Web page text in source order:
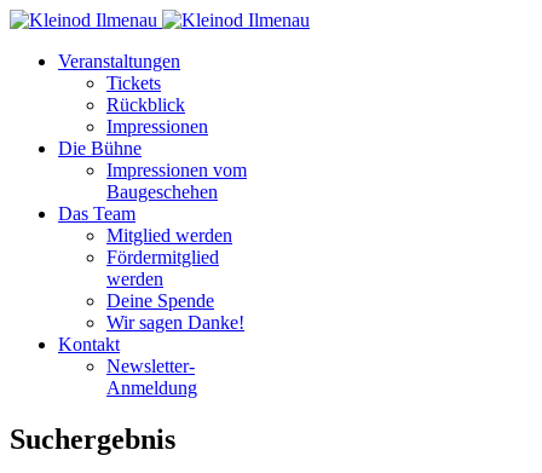
Veranstaltungen
Tickets
Rückblick
Impressionen
Die Bühne
Impressionen vom
Baugeschehen
Das Team
Mitglied werden
Fördermitglied
werden
Deine Spende
Wir sagen Danke!
Kontakt
Newsletter-
Anmeldung
Suchergebnis